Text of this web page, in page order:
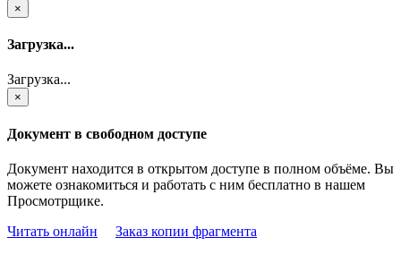
×
Загрузка...
Загрузка...
×
Документ в свободном доступе
Документ находится в открытом доступе в полном объёме. Вы
можете ознакомиться и работать с ним бесплатно в нашем
Просмотрщике.
Читать онлайн
Заказ копии фрагмента